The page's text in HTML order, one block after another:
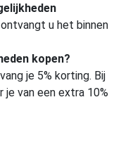
u het binnen
kopen?
je 5% korting. Bij
van een extra 10%